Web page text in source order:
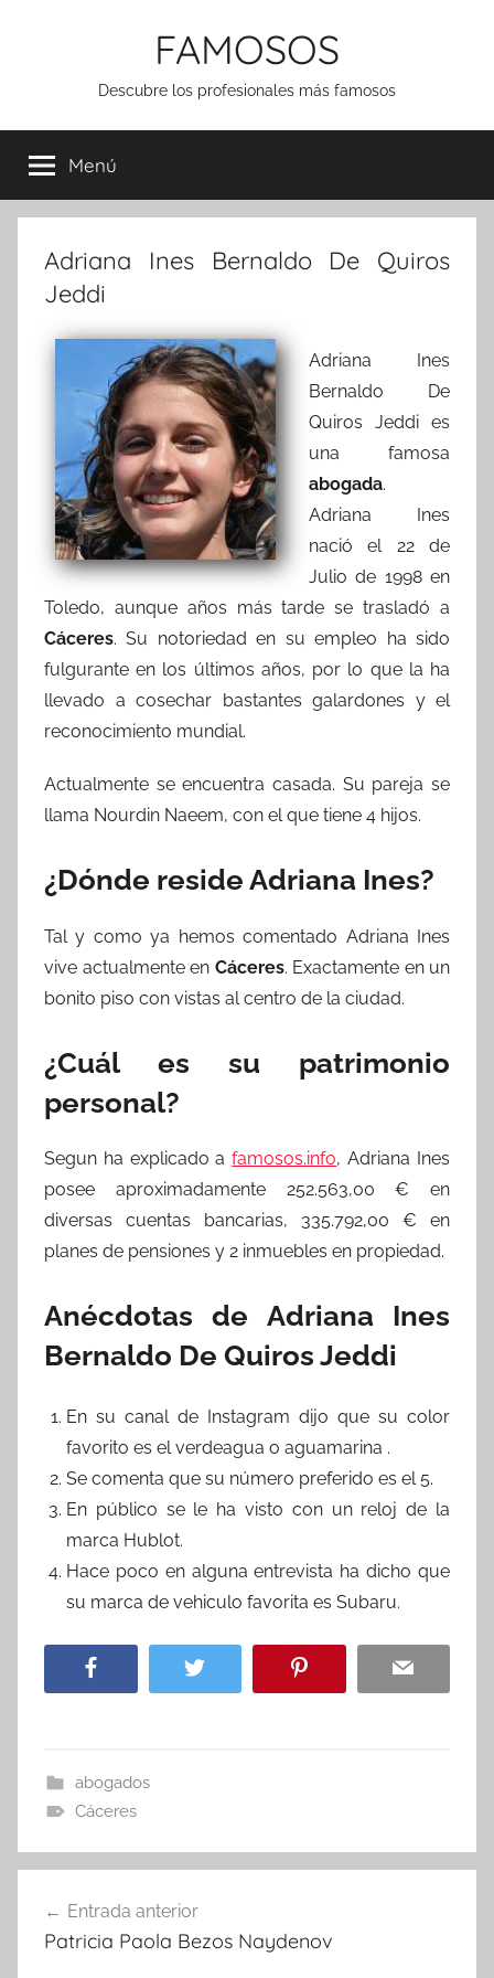
FAMOSOS
Descubre los profesionales más famosos
Menú
Adriana Ines Bernaldo De Quiros
Jeddi
Adriana Ines
Bernaldo De
Quiros Jeddi es
una famosa
abogada.
Adriana Ines
nació el 22 de
Julio de 1998 en
Toledo, aunque años más tarde se trasladó a
Cáceres. Su notoriedad en su empleo ha sido
fulgurante en los últimos años, por lo que la ha
llevado a cosechar bastantes galardones y el
reconocimiento mundial.
Actualmente se encuentra casada. Su pareja se
llama Nourdin Naeem, con el que tiene 4 hijos.
¿Dónde reside Adriana Ines?
Tal y como ya hemos comentado Adriana Ines
vive actualmente en Cáceres. Exactamente en un
bonito piso con vistas al centro de la ciudad.
¿Cuál es su patrimonio
personal?
Segun ha explicado afamosos.info, Adriana Ines
posee aproximadamente 252.563,00 € en
diversas cuentas bancarias, 335.792,00 € en
planes de pensiones y 2 inmuebles en propiedad.
Anécdotas de Adriana Ines
Bernaldo De Quiros Jeddi
En su canal de Instagram dijo que su color
favorito es el verdeagua o aguamarina .
Se comenta que su número preferido es el 5.
En público se le ha visto con un reloj de la
marca Hublot.
Hace poco en alguna entrevista ha dicho que
su marca de vehiculo favorita es Subaru.
abogados
Cáceres
de
Entrada anterior
Patricia Paola Bezos Naydenov